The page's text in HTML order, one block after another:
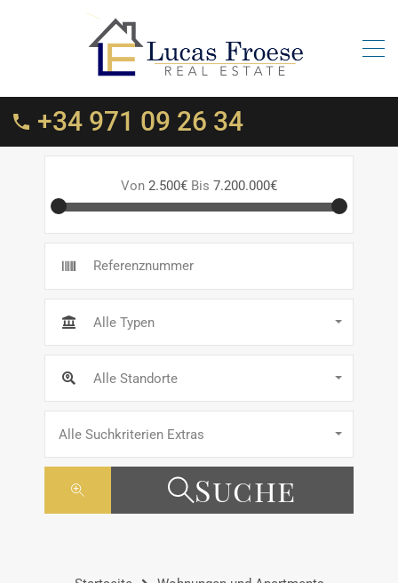
+34 971 09 26 34
Von 2.500€ Bis 7.200.000€
Alle Typen
Alle Standorte
Alle Suchkriterien Extras
Suche